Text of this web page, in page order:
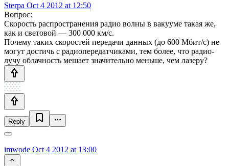
Sterpa Oct 4 2012 at 12:50
Вопрос:
Скорость распространения радио волны в вакууме такая же,
как и световой — 300 000 км/с.
Почему таких скоростей передачи данных (до 600 Мбит/с) не
могут достичь с радиопередатчиками, тем более, что радио-
лучу облачность мешает значительно меньше, чем лазеру?
Reply
imwode Oct 4 2012 at 13:00